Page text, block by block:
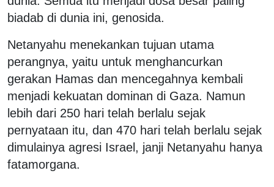
biadab di dunia ini, genosida.
Netanyahu menekankan tujuan utama
perangnya, yaitu untuk menghancurkan
gerakan Hamas dan mencegahnya kembali
menjadi kekuatan dominan di Gaza. Namun
lebih dari 250 hari telah berlalu sejak
pernyataan itu, dan 470 hari telah berlalu sejak
dimulainya agresi Israel, janji Netanyahu hanya
fatamorgana.